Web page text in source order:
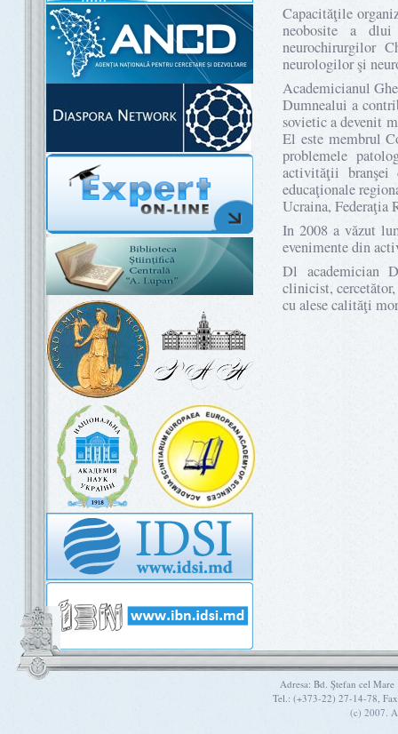
Capacităţile
neobosite a dlui
neurochirurgilor
neurologilor şi
Academicianul
Dumnealui a
sovietic a devenit
El este membrul
problemele
activităţii
educaţionale
Ucraina, Federaţia
In 2008 a văzut
evenimente din
Dl academician
clinicist,
cu alese calităţi
Adresa: Bd. Ştefan cel
Tel.: (+373-22) 27-14-78,
(c) 2007.